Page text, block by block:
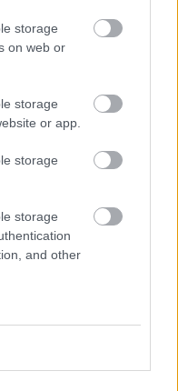
storage
on web or
storage
or app.
storage
storage
and other
pont ma 4 éve adta